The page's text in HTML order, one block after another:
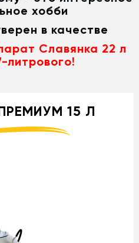
хобби
в качестве
Славянка 22 л
литрового!
15 Л